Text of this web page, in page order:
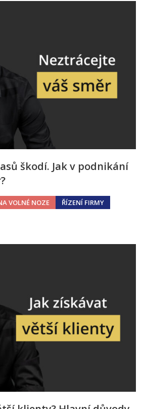
škodí. Jak v podnikání
VOLNÉ NOZE ŘÍZENÍ FIRMY